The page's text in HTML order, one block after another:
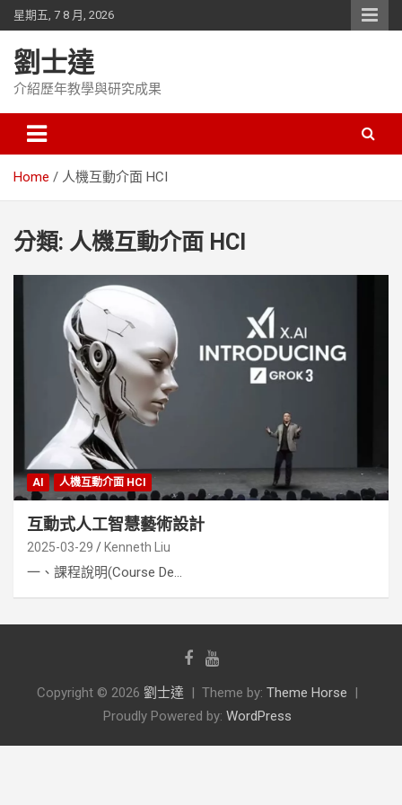
Skip
to
content
星期五, 7 8 月, 2026
劉士達
介紹歷年教學與研究成果
Home 人機互動介面 HCI
分類: 人機互動介面 HCI
AI 人機互動介面 HCI
互動式人工智慧藝術設計
2025-03-29 Kenneth Liu
一、課程說明(Course De...
Copyright © 2026 劉士達 Theme by: Theme Horse
Proudly Powered by: WordPress